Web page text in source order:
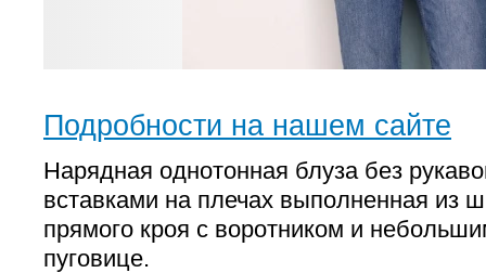
Подробности на нашем сайте
Нарядная однотонная блуза без
вставками на плечах выполненная из
прямого кроя с воротником и
пуговице.